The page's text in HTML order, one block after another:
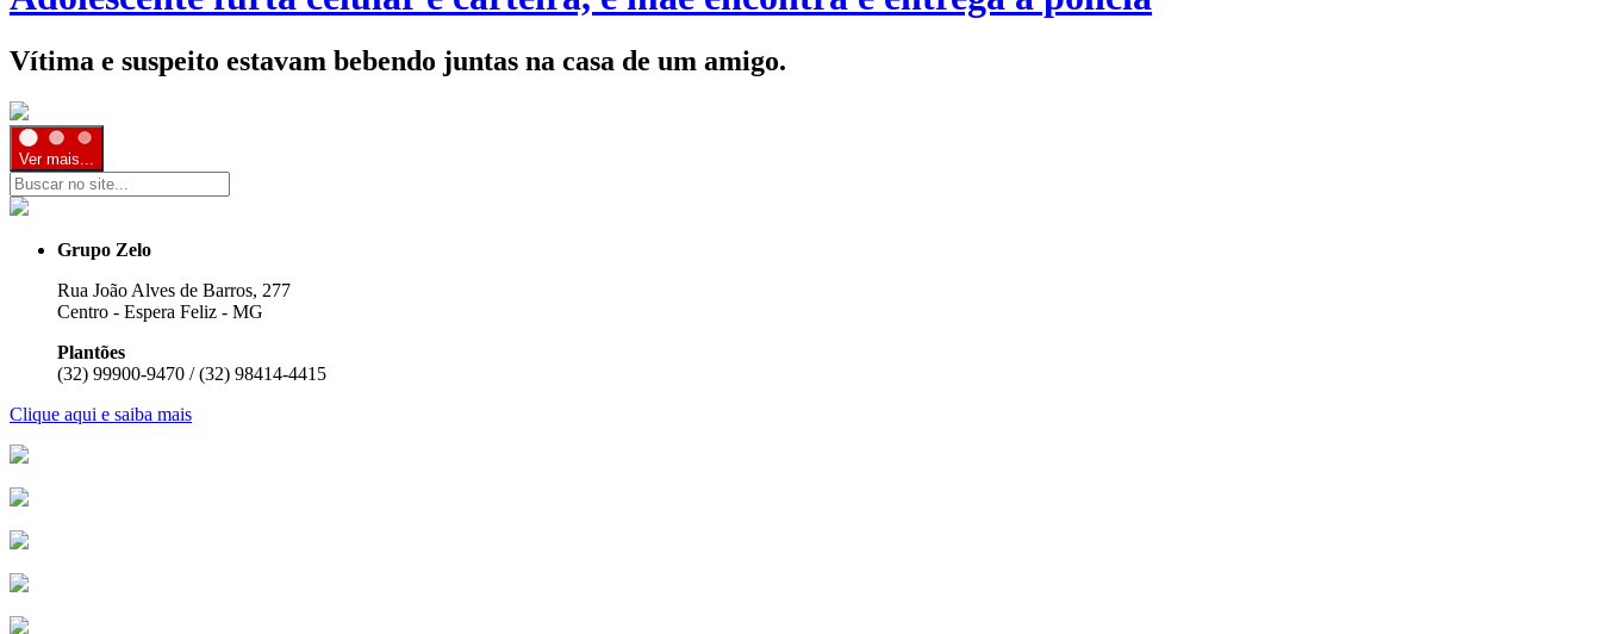
Vítima e suspeito estavam bebendo juntas na casa de um amigo.
Ver mais...
Grupo Zelo
Rua João Alves de Barros, 277
Centro - Espera Feliz - MG
Plantões
(32) 99900-9470 / (32) 98414-4415
Clique aqui e saiba mais